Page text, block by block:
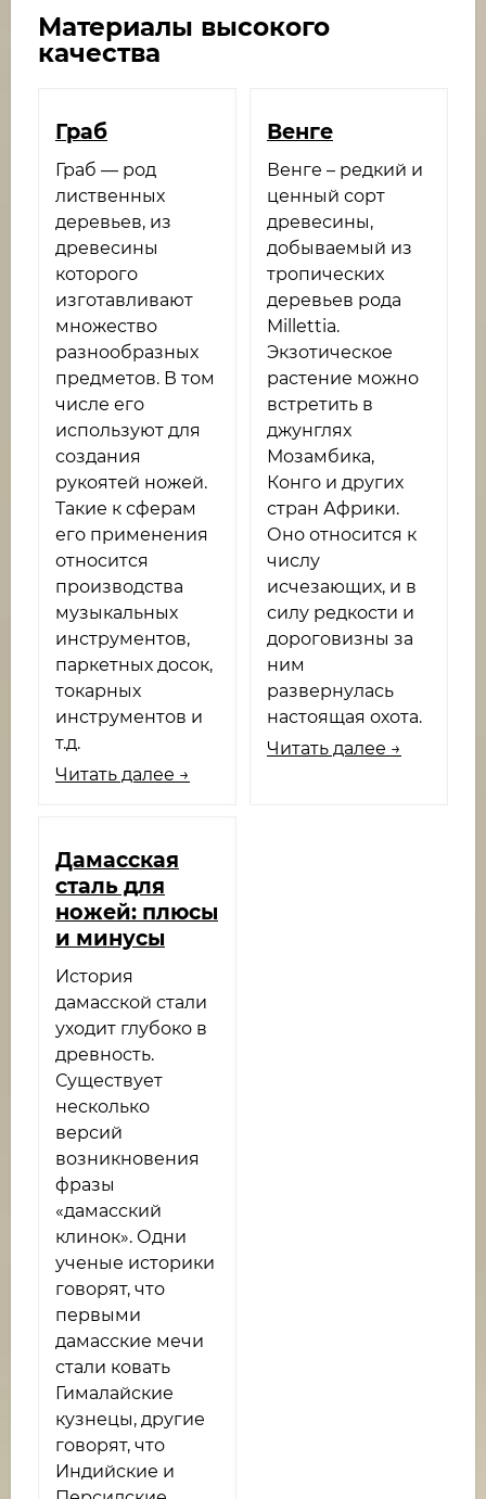
Материалы высокого
качества
Граб
Граб — род
лиственных
деревьев, из
древесины
которого
изготавливают
множество
разнообразных
предметов. В том
числе его
используют для
создания
рукоятей ножей.
Такие к сферам
его применения
относится
производства
музыкальных
инструментов,
паркетных досок,
токарных
инструментов и
т.д.
Читать далее →
Венге​
Венге – редкий и
ценный сорт
древесины,
добываемый из
тропических
деревьев рода
Millettia.
Экзотическое
растение можно
встретить в
джунглях
Мозамбика,
Конго и других
стран Африки.
Оно относится к
числу
исчезающих, и в
силу редкости и
дороговизны за
ним
развернулась
настоящая охота.
Читать далее →
Дамасская
сталь для
ножей: плюсы
и минусы
История
дамасской стали
уходит глубоко в
древность.
Существует
несколько
версий
возникновения
фразы
«дамасский
клинок». Одни
ученые историки
говорят, что
первыми
дамасские мечи
стали ковать
Гималайские
кузнецы, другие
говорят, что
Индийские и